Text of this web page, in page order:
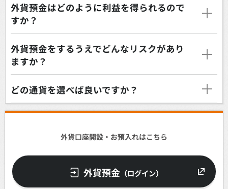
外貨預金はどのように利益を得られるので
すか？
外貨預金をするうえでどんなリスクがあり
ますか？
どの通貨を選べば良いですか？
外貨口座開設・お預入れはこちら
外貨預金（ログイン）